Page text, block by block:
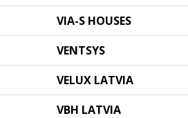
VIA-S HOUSES
VENTSYS
VELUX LATVIA
VBH LATVIA